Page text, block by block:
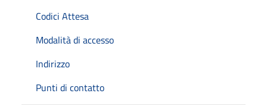
Codici Attesa
Modalità di accesso
Indirizzo
Punti di contatto